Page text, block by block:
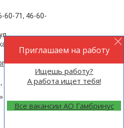
60-71, 46-60-
, 77
izh.ru
46-60-32,
Приглашаем на работу
Ищешь работу?
А работа ищет тебя!
Все вакансии АО Гамбринус